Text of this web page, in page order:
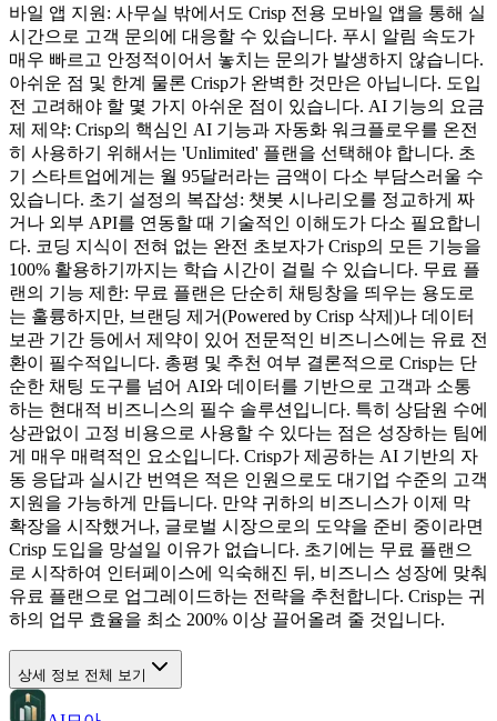
바일 앱 지원: 사무실 밖에서도 Crisp 전용 모바일 앱을 통해 실
시간으로 고객 문의에 대응할 수 있습니다. 푸시 알림 속도가
매우 빠르고 안정적이어서 놓치는 문의가 발생하지 않습니다.
아쉬운 점 및 한계 물론 Crisp가 완벽한 것만은 아닙니다. 도입
전 고려해야 할 몇 가지 아쉬운 점이 있습니다. AI 기능의 요금
제 제약: Crisp의 핵심인 AI 기능과 자동화 워크플로우를 온전
히 사용하기 위해서는 'Unlimited' 플랜을 선택해야 합니다. 초
기 스타트업에게는 월 95달러라는 금액이 다소 부담스러울 수
있습니다. 초기 설정의 복잡성: 챗봇 시나리오를 정교하게 짜
거나 외부 API를 연동할 때 기술적인 이해도가 다소 필요합니
다. 코딩 지식이 전혀 없는 완전 초보자가 Crisp의 모든 기능을
100% 활용하기까지는 학습 시간이 걸릴 수 있습니다. 무료 플
랜의 기능 제한: 무료 플랜은 단순히 채팅창을 띄우는 용도로
는 훌륭하지만, 브랜딩 제거(Powered by Crisp 삭제)나 데이터
보관 기간 등에서 제약이 있어 전문적인 비즈니스에는 유료 전
환이 필수적입니다. 총평 및 추천 여부 결론적으로 Crisp는 단
순한 채팅 도구를 넘어 AI와 데이터를 기반으로 고객과 소통
하는 현대적 비즈니스의 필수 솔루션입니다. 특히 상담원 수에
상관없이 고정 비용으로 사용할 수 있다는 점은 성장하는 팀에
게 매우 매력적인 요소입니다. Crisp가 제공하는 AI 기반의 자
동 응답과 실시간 번역은 적은 인원으로도 대기업 수준의 고객
지원을 가능하게 만듭니다. 만약 귀하의 비즈니스가 이제 막
확장을 시작했거나, 글로벌 시장으로의 도약을 준비 중이라면
Crisp 도입을 망설일 이유가 없습니다. 초기에는 무료 플랜으
로 시작하여 인터페이스에 익숙해진 뒤, 비즈니스 성장에 맞춰
유료 플랜으로 업그레이드하는 전략을 추천합니다. Crisp는 귀
하의 업무 효율을 최소 200% 이상 끌어올려 줄 것입니다.
상세 정보 전체 보기